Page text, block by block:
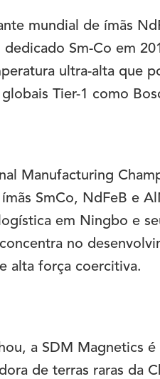
mundial de ímãs
Sm-Co em
ultra-alta que
Tier-1 como
Manufacturing
SmCo, NdFeB e
em Ningbo e
no
alta força coercitiva.
a SDM Magnetics
de terras raras da